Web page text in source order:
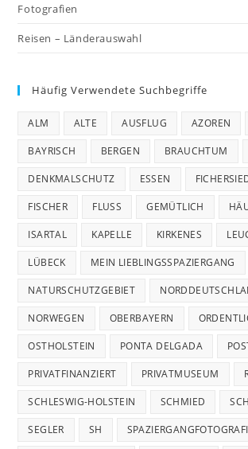
Fotografien
Reisen – Länderauswahl
Häufig Verwendete Suchbegriffe
ALM ALTE AUSFLUG AZOREN
BAYRISCH BERGEN BRAUCHTUM
DENKMALSCHUTZ ESSEN
FISCHER FLUSS GEMÜTLICH
ISARTAL KAPELLE KIRKENES
LÜBECK MEIN LIEBLINGSSPAZIERGANG
NATURSCHUTZGEBIET
NORWEGEN OBERBAYERN
OSTHOLSTEIN PONTA DELGADA
PRIVATFINANZIERT PRIVATMUSEUM
SCHLESWIG-HOLSTEIN SCHMIED
SEGLER SH